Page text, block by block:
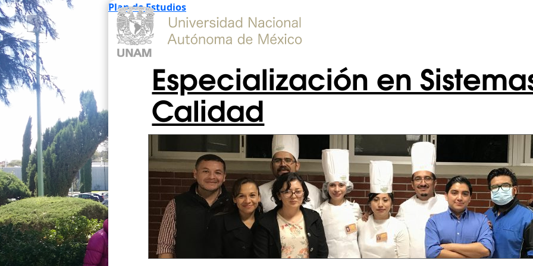
Plan de Estudios
Especialización en
Calidad